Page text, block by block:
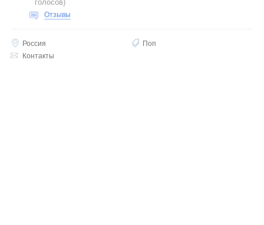
голосов)
Отзывы
Россия
Поп
Контакты